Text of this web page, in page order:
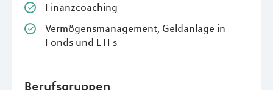
Finanzcoaching
Vermögensmanagement, Geldanlage in
Fonds und ETFs
Berufsgruppen